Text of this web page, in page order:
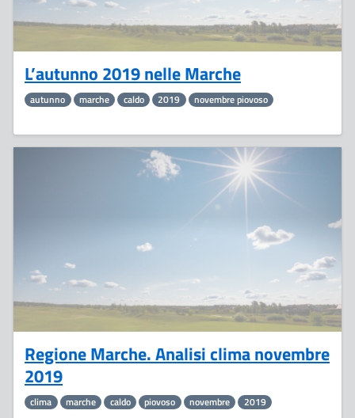
L’autunno 2019 nelle Marche
autunno marche caldo 2019 novembre piovoso
Regione Marche. Analisi clima novembre
2019
clima marche caldo piovoso novembre 2019